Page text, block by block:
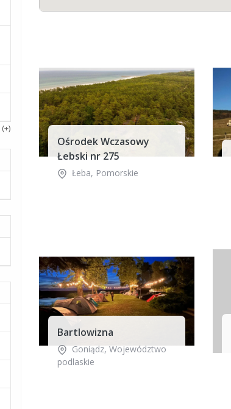
(+)
Ośrodek Wczasowy
Łebski nr 275
Łeba, Pomorskie
Bartlowizna
Goniądz,Województwo
podlaskie